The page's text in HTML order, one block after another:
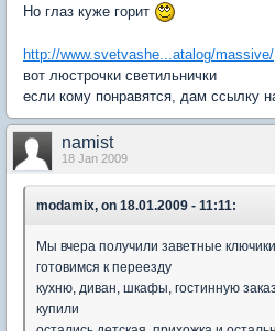
Но глаз куже горит
http://www.svetvashe...atalog/massive/
вот люстрочки светильнички
если кому понравятся, дам ссылку
namist
18 Jan 2009
modamix, on 18.01.2009 - 11:11:
Мы вчера получили заветные ключики
готовимся к переезду
кухню, диван, шкафы, гостинную
купили